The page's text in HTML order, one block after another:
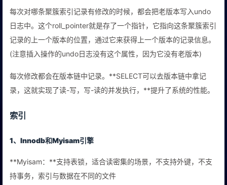
每次对哪条聚簇索引记录有修改的时候，都会把老版本写入undo
日志中。这个roll_pointer就是存了一个指针，它指向这条聚簇索引
记录的上一个版本的位置，通过它来获得上一个版本的记录信息。
(注意插入操作的undo日志没有这个属性，因为它没有老版本)
每次修改都会在版本链中记录。**SELECT可以去版本链中拿记
录，这就实现了读-写，写-读的并发执行，**提升了系统的性能。
索引
1、Innodb和Myisam引擎
**Myisam：**支持表锁，适合读密集的场景，不支持外键，不支
持事务，索引与数据在不同的文件